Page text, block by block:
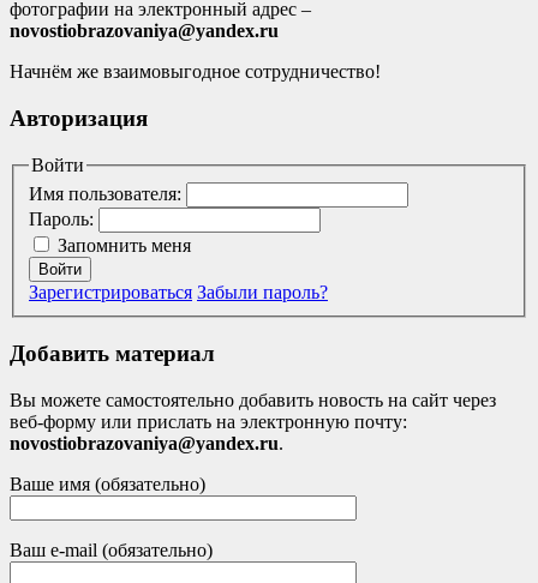
фотографии на электронный адрес –
novostiobrazovaniya@yandex.ru
Начнём же взаимовыгодное сотрудничество!
Авторизация
Войти
Имя пользователя:
Пароль:
Запомнить меня
Войти
Зарегистрироваться Забыли пароль?
Добавить материал
Вы можете самостоятельно добавить новость на сайт через
веб-форму или прислать на электронную почту:
novostiobrazovaniya@yandex.ru.
Ваше имя (обязательно)
Ваш e-mail (обязательно)